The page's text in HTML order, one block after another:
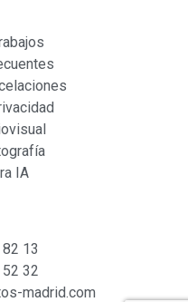
IA
13
32
madrid.com